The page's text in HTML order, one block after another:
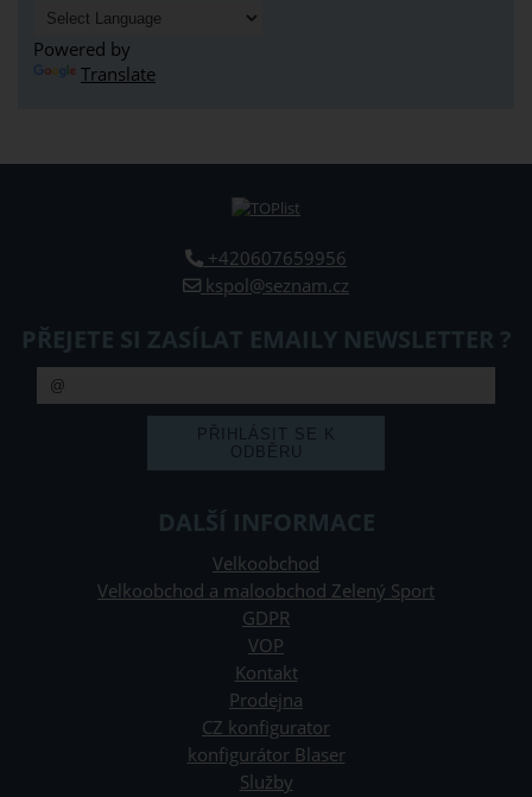
Powered by
Translate
+420607659956
kspol@seznam.cz
PŘEJETE SI ZASÍLAT EMAILY NEWSLETTER ?
DALŠÍ INFORMACE
Velkoobchod
Velkoobchod a maloobchod Zelený Sport
GDPR
VOP
Kontakt
Prodejna
CZ konfigurator
konfigurátor Blaser
Služby